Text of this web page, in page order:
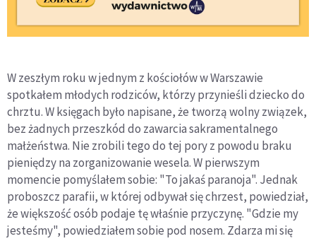
W zeszłym roku w jednym z kościołów w Warszawie
spotkałem młodych rodziców, którzy przynieśli dziecko do
chrztu. W księgach było napisane, że tworzą wolny związek,
bez żadnych przeszkód do zawarcia sakramentalnego
małżeństwa. Nie zrobili tego do tej pory z powodu braku
pieniędzy na zorganizowanie wesela. W pierwszym
momencie pomyślałem sobie: "To jakaś paranoja". Jednak
proboszcz parafii, w której odbywał się chrzest, powiedział,
że większość osób podaje tę właśnie przyczynę. "Gdzie my
jesteśmy", powiedziałem sobie pod nosem. Zdarza mi się